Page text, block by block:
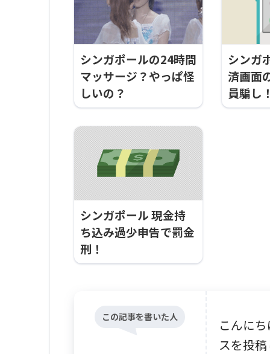
シンガポールの24時間
マッサージ？やっぱ怪
しいの？
シンガ
済画面
員騙し
シンガポール 現金持
ち込み過少申告で罰金
刑！
この記事を書いた人
こんに
スを投